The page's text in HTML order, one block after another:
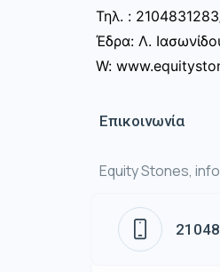
Τηλ. :
Έδρα: Λ.
W:
Επικοινωνία
Equity Stones,